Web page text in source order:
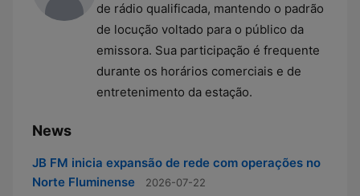
de rádio qualificada, mantendo o padrão
de locução voltado para o público da
emissora. Sua participação é frequente
durante os horários comerciais e de
entretenimento da estação.
News
JB FM inicia expansão de rede com operações no
Norte Fluminense
2026-07-22